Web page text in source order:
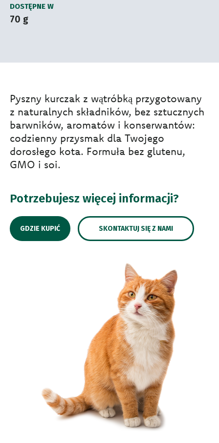
DOSTĘPNE W
70 g
Pyszny kurczak z wątróbką przygotowany
z naturalnych składników, bez sztucznych
barwników, aromatów i konserwantów:
codzienny przysmak dla Twojego
dorosłego kota. Formuła bez glutenu,
GMO i soi.
Potrzebujesz więcej informacji?
GDZIE KUPIĆ SKONTAKTUJ SIĘ Z NAMI